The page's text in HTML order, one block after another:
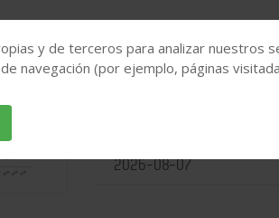
Las compraventas de
2026-08-07
y de terceros para analizar nuestros
navegación (por ejemplo, páginas